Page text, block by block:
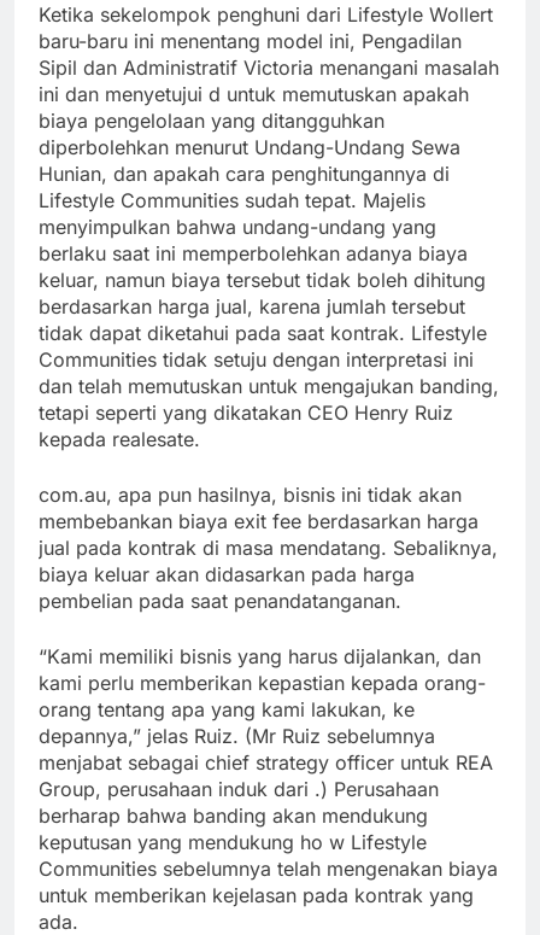
Ketika sekelompok penghuni dari Lifestyle Wollert
baru-baru ini menentang model ini, Pengadilan
Sipil dan Administratif Victoria menangani masalah
ini dan menyetujui d untuk memutuskan apakah
biaya pengelolaan yang ditangguhkan
diperbolehkan menurut Undang-Undang Sewa
Hunian, dan apakah cara penghitungannya di
Lifestyle Communities sudah tepat. Majelis
menyimpulkan bahwa undang-undang yang
berlaku saat ini memperbolehkan adanya biaya
keluar, namun biaya tersebut tidak boleh dihitung
berdasarkan harga jual, karena jumlah tersebut
tidak dapat diketahui pada saat kontrak. Lifestyle
Communities tidak setuju dengan interpretasi ini
dan telah memutuskan untuk mengajukan banding,
tetapi seperti yang dikatakan CEO Henry Ruiz
kepada realesate.
com.au, apa pun hasilnya, bisnis ini tidak akan
membebankan biaya exit fee berdasarkan harga
jual pada kontrak di masa mendatang. Sebaliknya,
biaya keluar akan didasarkan pada harga
pembelian pada saat penandatanganan.
“Kami memiliki bisnis yang harus dijalankan, dan
kami perlu memberikan kepastian kepada orang-
orang tentang apa yang kami lakukan, ke
depannya,” jelas Ruiz. (Mr Ruiz sebelumnya
menjabat sebagai chief strategy officer untuk REA
Group, perusahaan induk dari .) Perusahaan
berharap bahwa banding akan mendukung
keputusan yang mendukung ho w Lifestyle
Communities sebelumnya telah mengenakan biaya
untuk memberikan kejelasan pada kontrak yang
ada.